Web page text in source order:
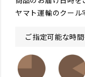
ヤマト運輸のクール
ご指定可能な時